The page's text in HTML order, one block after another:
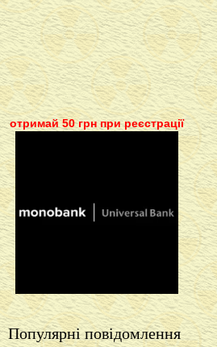
отримай 50 грн при реєстрації
Популярні повідомлення